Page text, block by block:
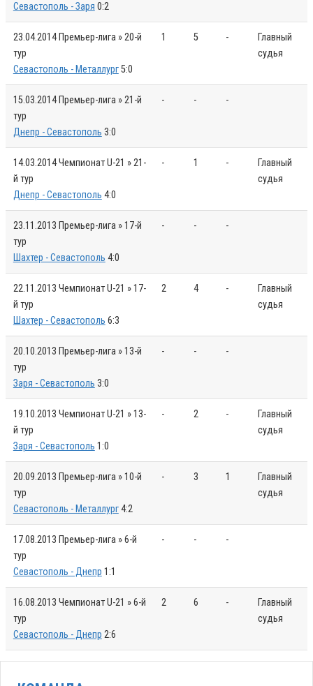
Севастополь - Заря 0:2
23.04.2014 Премьер-лига » 20-й
тур
Севастополь - Металлург5:0
1 5 -
Главный
судья
15.03.2014 Премьер-лига » 21-й
тур
Днепр - Севастополь 3:0
- - -
14.03.2014Чемпионат U-21 » 21-
й тур
Днепр - Севастополь 4:0
- 1 -
Главный
судья
23.11.2013 Премьер-лига » 17-й
тур
Шахтер - Севастополь 4:0
- - -
22.11.2013 Чемпионат U-21 » 17-
й тур
Шахтер - Севастополь 6:3
2 4 -
Главный
судья
20.10.2013 Премьер-лига » 13-й
тур
Заря - Севастополь 3:0
- - -
19.10.2013 Чемпионат U-21 » 13-
й тур
Заря - Севастополь 1:0
- 2 -
Главный
судья
20.09.2013 Премьер-лига » 10-й
тур
Севастополь - Металлург4:2
- 3 1
Главный
судья
17.08.2013 Премьер-лига » 6-й
тур
Севастополь - Днепр 1:1
- - -
16.08.2013 Чемпионат U-21 » 6-й
тур
Севастополь - Днепр 2:6
2 6 -
Главный
судья